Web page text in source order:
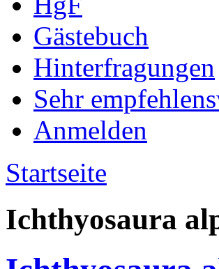
Gästebuch
Hinterfragungen
Sehr
Anmelden
Startseite
Ichthyosaura